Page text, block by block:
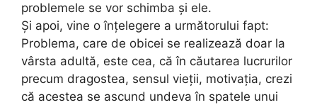
problemele se vor schimba și ele.
Și apoi, vine o înțelegere a următorului fapt:
Problema, care de obicei se realizează doar la
vârsta adultă, este cea, că în căutarea lucrurilor
precum dragostea, sensul vieții, motivația, crezi
că acestea se ascund undeva în spatele unui